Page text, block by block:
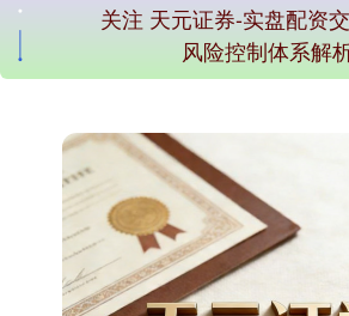
关注 天元证券-实盘配资
风险控制体系解